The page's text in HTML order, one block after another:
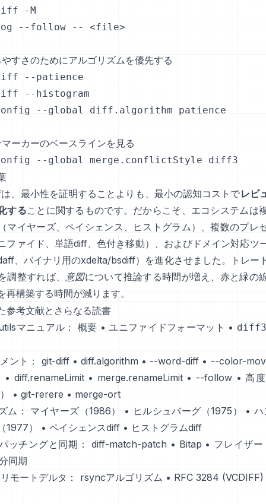
-M
--follow -- <file>
すさのためにアルゴリズムを優先する
--patience
--histogram
--global diff.algorithm patience
ーカーのベースラインを見る
--global merge.conflictStyle diff3
、最小性を証明することよりも、最小の認知コストでレビ
することに関するものです。だからこそ、エコシステムは
マイヤーズ、ペイシェンス、ヒストグラム）、複数のプレ
ファイド、単語diff、色付き移動）、およびドメイン対応ツ
、バイナリ用のxdelta/bsdiff）を進化させました。トレー
調整すれば、 意図について推論する時間が増え、赤と緑の
再構築する時間が減ります。
参考文献とさらなる読書
マニュアル：
概要 • ユニファイドフォーマット • diff3
ント： git-diff • diff.algorithm • --word-diff • --color-
• diff.renameLimit • merge.renameLimit • --follow • 高
• git-rerere • merge-ort
ム：
マイヤーズ（1986） • ヒルシュバーグ（1975） •
1977）
• ペイシェンスdiff • ヒストグラムdiff
ッチングと同期：
diff-match-patch • Bitap • フレイザ
同期
モートデルタ：
rsyncアルゴリズム • RFC 3284 (VCDIFF)